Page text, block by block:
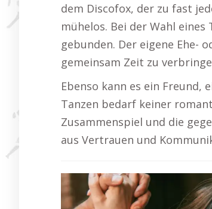
dem Discofox, der zu fast
mühelos. Bei der Wahl
gebunden. Der eigene Ehe-
gemeinsam Zeit zu
Ebenso kann es ein Freund,
Tanzen bedarf keiner
Zusammenspiel und die
aus Vertrauen und